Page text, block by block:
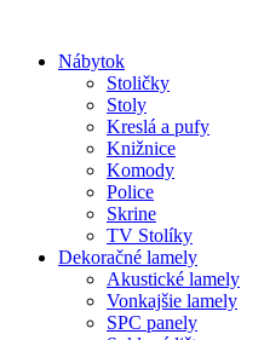
obsah
Nábytok
Stoličky
Stoly
Kreslá a pufy
Knižnice
Komody
Police
Skrine
TV Stolíky
Dekoračné lamely
Akustické lamely
Vonkajšie lamely
SPC panely